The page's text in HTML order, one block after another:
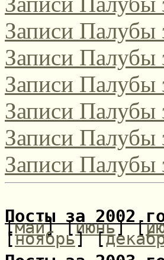
Записи Палубы
Записи Палубы
Записи Палубы
Записи Палубы
Записи Палубы
Записи Палубы
Посты за 2002
[май] [июнь] [
[ноябрь] [